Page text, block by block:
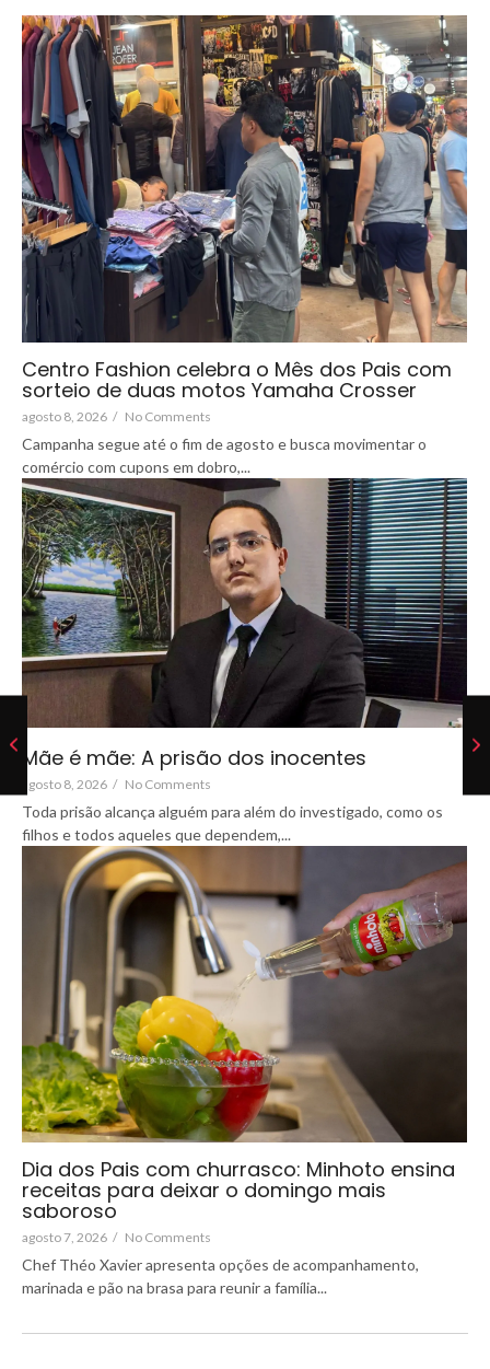
Centro Fashion celebra o Mês dos Pais com
sorteio de duas motos Yamaha Crosser
agosto 8, 2026 / No Comments
Campanha segue até o fim de agosto e busca movimentar o
comércio com cupons em dobro,...
Mãe é mãe: A prisão dos inocentes
agosto 8, 2026 / No Comments
Toda prisão alcança alguém para além do investigado, como os
filhos e todos aqueles que dependem,...
Dia dos Pais com churrasco: Minhoto ensina
receitas para deixar o domingo mais
saboroso
agosto 7, 2026 / No Comments
Chef Théo Xavier apresenta opções de acompanhamento,
marinada e pão na brasa para reunir a família...